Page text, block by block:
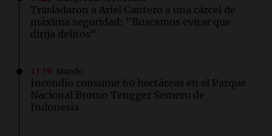
Trasladaron a Ariel Cantero a una cárcel de
máxima seguridad: "Buscamos evitar que
dirija delitos"
11:19 Mundo
Incendio consume 60 hectáreas en el Parque
Nacional Bromo Tengger Semeru de
Indonesia